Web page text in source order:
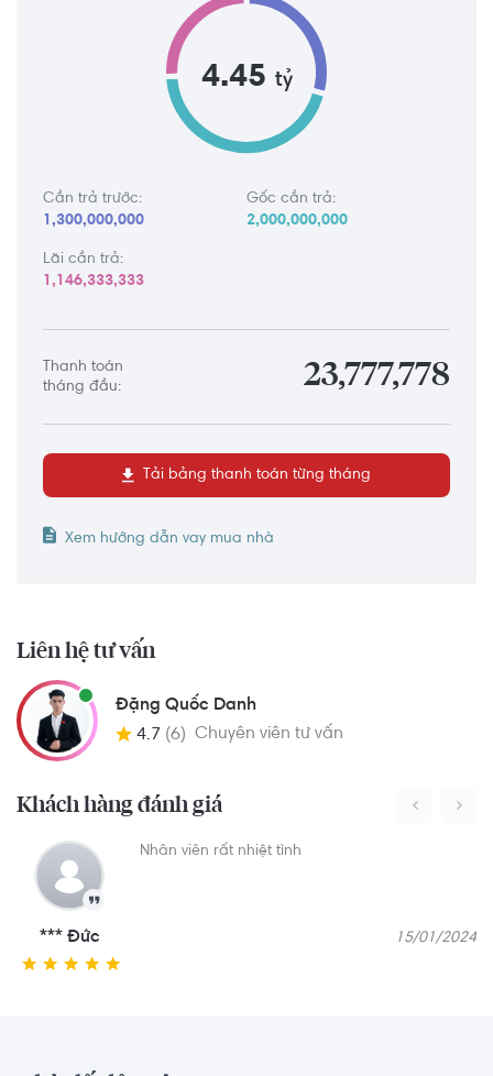
4.45 tỷ
Cần trả trước:
1,300,000,000
Gốc cần trả:
2,000,000,000
Lãi cần trả:
1,146,333,333
Thanh toán
tháng đầu:
23,777,778
Tải bảng thanh toán từng tháng
Xem hướng dẫn vay mua nhà
Liên hệ tư vấn
Đặng Quốc Danh
4.7 (6) Chuyên viên tư vấn
Khách hàng đánh giá
*** Đức
Nhân viên rất nhiệt tình
15/01/2024